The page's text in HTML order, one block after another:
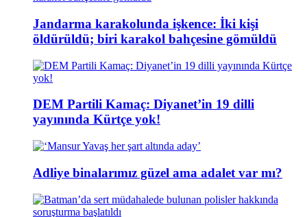
Jandarma karakolunda işkence: İki kişi
öldürüldü; biri karakol bahçesine gömüldü
DEM Partili Kamaç: Diyanet’in 19 dilli
yayınında Kürtçe yok!
Adliye binalarımız güzel ama adalet var mı?